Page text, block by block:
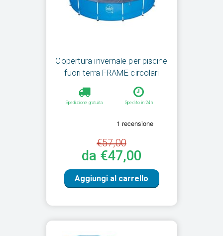
Copertura invernale per piscine
fuori terra FRAME circolari
Spedizione gratuita Spedito in 24h
€57,00
da €47,00
Aggiungi al carrello